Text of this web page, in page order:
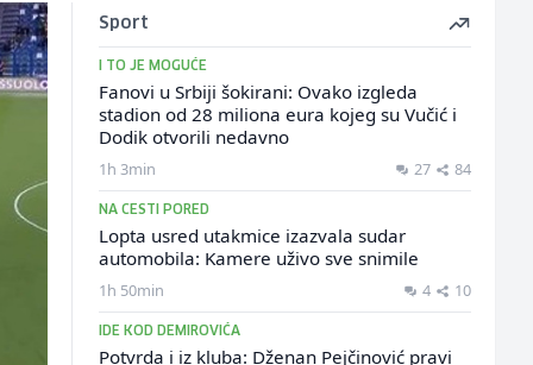
Sport
I TO JE MOGUĆE
Fanovi u Srbiji šokirani: Ovako izgleda
stadion od 28 miliona eura kojeg su Vučić i
Dodik otvorili nedavno
1h 3min 27 84
NA CESTI PORED
Lopta usred utakmice izazvala sudar
automobila: Kamere uživo sve snimile
1h 50min 4 10
IDE KOD DEMIROVIĆA
Potvrda i iz kluba: Dženan Pejčinović pravi